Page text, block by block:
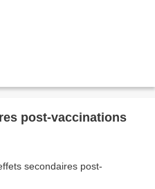
post-vaccinations